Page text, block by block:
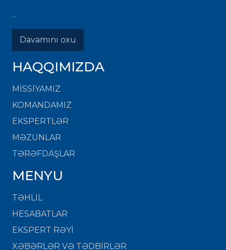
...
Davamını oxu
HAQQIMIZDA
MISSIYAMIZ
KOMANDAMIZ
EKSPERTLƏR
MƏZUNLAR
TƏRƏFDAŞLAR
MENYU
TƏHLİL
HESABATLAR
EKSPERT RƏYİ
XƏBƏRLƏR VƏ TƏDBİRLƏR